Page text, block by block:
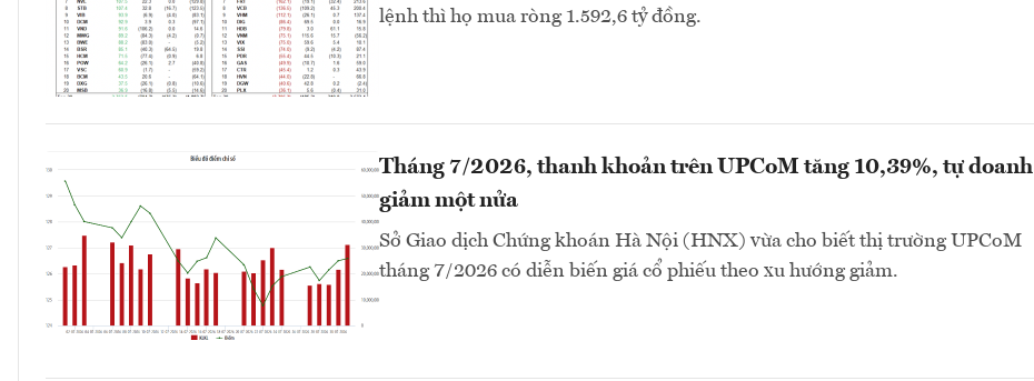
lệnh thì họ mua ròng 1.592,6 tỷ đồng.
Tháng 7/2026, thanh khoản trên UPCoM tăng 10,39%, tự doanh
giảm một nửa
Sở Giao dịch Chứng khoán Hà Nội (HNX) vừa cho biết thị trường UPCoM
tháng 7/2026 có diễn biến giá cổ phiếu theo xu hướng giảm.